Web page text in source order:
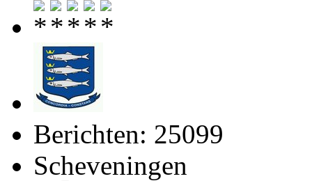
Berichten: 25099
Scheveningen